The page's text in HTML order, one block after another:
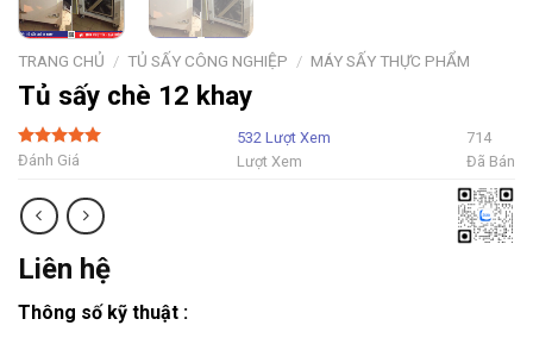
TRANG CHỦ / TỦ SẤY CÔNG NGHIỆP / MÁY SẤY THỰC PHẨM
Tủ sấy chè 12 khay
5 Sao
Đánh Giá
532 Lượt Xem
Lượt Xem
714
Đã Bán
Liên hệ
Thông số kỹ thuật :